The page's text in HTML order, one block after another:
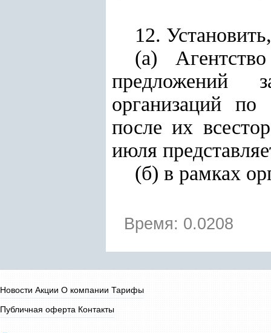
12.
(а)
предложений
организаций по
после их
июля
(б) в рамках
Время: 0.0208
Новости Акции О компании Тарифы
Публичная оферта Контакты